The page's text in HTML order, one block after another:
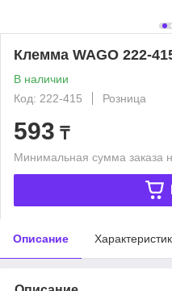
Клемма WAGO 222-
В наличии
Код: 222-415
Розница
593 ₸
Минимальная сумма заказа
Описание